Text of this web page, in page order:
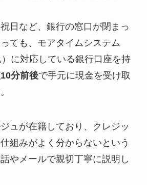
日など、銀行の窓口が閉まっ
ても、モアタイムシステム
）に対応している銀行口座を持
分前後で手元に現金を受け取
ュが在籍しており、クレジッ
組みがよく分からないという
やメールで親切丁寧に説明し